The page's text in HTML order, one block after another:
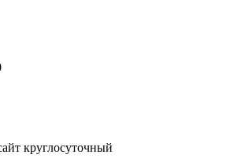
круглосуточный